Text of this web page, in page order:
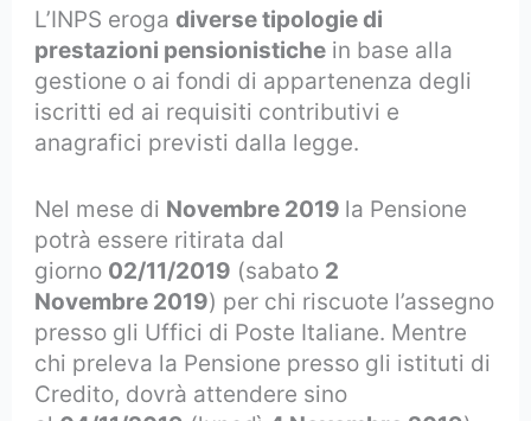
L’INPS erogadiverse tipologie di
prestazioni pensionistiche in base alla
gestione o ai fondi di appartenenza degli
iscritti ed ai requisiti contributivi e
anagrafici previsti dalla legge.
Nel mese di Novembre 2019 la Pensione
potrà essere ritirata dal
giorno 02/11/2019 (sabato 2
Novembre 2019) per chi riscuote l’assegno
presso gli Uffici di Poste Italiane. Mentre
chi preleva la Pensione presso gli istituti di
Credito, dovrà attendere sino